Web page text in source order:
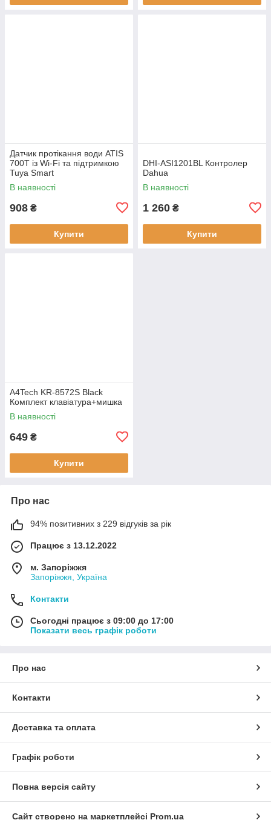
Датчик протікання води ATIS
700T із Wi-Fi та підтримкою
Tuya Smart
В наявності
908 ₴
Купити
DHI-ASI1201BL Контролер
Dahua
В наявності
1 260 ₴
Купити
A4Tech KR-8572S Black
Комплект клавіатура+мишка
В наявності
649 ₴
Купити
Про нас
94% позитивних з 229 відгуків за рік
Працює з 13.12.2022
м. Запоріжжя
Запоріжжя, Україна
Контакти
Сьогодні працює з 09:00 до 17:00
Показати весь графік роботи
Про нас
Контакти
Доставка та оплата
Графік роботи
Повна версія сайту
Сайт створено на маркетплейсі Prom.ua